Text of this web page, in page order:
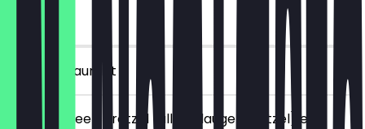
30 dagen
in het restaurant
Je bestelt een pretzel (alleen laugenpretzel) en